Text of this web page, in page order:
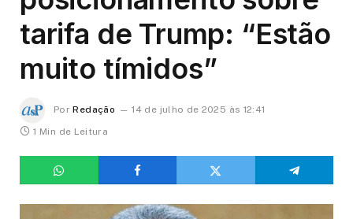
tarifa de Trump: “Estão
muito tímidos”
Por Redação
14 de julho de 2025 às 12:41
1 Min de Leitura